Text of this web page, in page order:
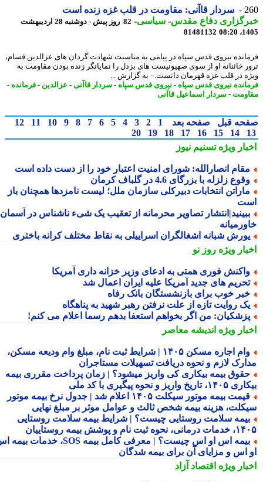
سردار قاآنی: مقاومت در قلب غزه زنده است
دفاع مقدس-سیاسی-
82 روز پیش - دوشنبه 28 اردیبهشت
81481132
نیروی قدس سپاه در پیامی به مناسبت شهادت گردان های عزالدین قسام،
خائنانه او از سوی صهیونیست های بزدل را نمایانگر زنده بودن مقاومت به
در قلب غزه قهرمان دانست. - به گزارش ...
نیروی قدس سپاه-نیروی قدس سپاه-سردار قاآنی- عزالدین-فرمانده-
-سردار اسماعیل قاآنی
قبل صفحه بعد 1
2
3
4
5
6
7
8
9
10
11
12
14
15
16
17
18
19
20
ویژهتسنیم نیوز
انصارالله: شورای امنیت اعتبار خود را از دست داده است
زلزله با بزرگای 4.6 در گلباف کرمان
انتخابات دبیرکلی سازمان ملل؛ لیست نامزدها همچنان باز
تصاویر محرمانه از تعقیب یک شیء ناشناس در آسمان
شبانه اشغالگران اسراییلی به نقاط مختلف کرانه باختری
ویژهروز نو
فوری همتی به ادعای وزیر خزانه داری آمریکا
های جدید آمریکا علیه ایران اعمال شد
خوب برای بازنشستگان بانک رفاه
روایت تازه از علت نرفتن رهبر شهید به پناهگاه
من اگر بخواهم استعفا بدهم رسما اعلام می کنم!
ویژهاندیشه معاصر
وام اجاره مسکن ۱۴۰۵ | شرایط ثبت نام، مبلغ وام ودیعه مسکن،
لازم و نحوه دریافت تسهیلات مستاجران
بیمه بیکاری کی واریز میشود؟ | زمان پرداخت مقرری بیمه
واریز و نحوه پیگیری با کد ملی
قیمت بیمه موتور سیکلت ۱۴۰۵ اعلام شد | جدول نرخ بیمه موتور
هزینه بیمه شخص ثالث و عوامل موثر بر مبلغ نهایی
سلامت روستایی چیست؟ | شرایط بیمه سلامت روستایی
نام و پوشش بیمه روستاییان
بیمه اس او اس چیست؟ | معرفی کامل بیمه SOS، خدمات بیمه اس
اس و مزایای آن برای بیمه شدگان
ویژهاقتصاد آزاد